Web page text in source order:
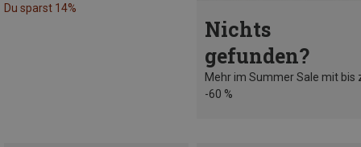
Du sparst 14%
Nichts
gefunden?
Mehr im Summer Sale mit bis
-60 %